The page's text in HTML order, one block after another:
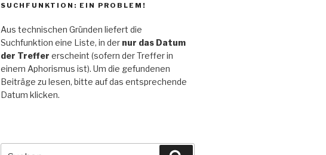
SUCHFUNKTION: EIN PROBLEM!
Aus technischen Gründen liefert die
Suchfunktion eine Liste, in der nur das Datum
der Treffer erscheint (sofern der Treffer in
einem Aphorismus ist). Um die gefundenen
Beiträge zu lesen, bitte auf das entsprechende
Datum klicken.